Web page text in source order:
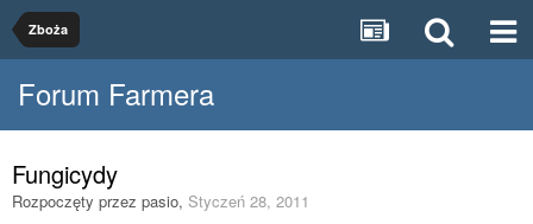
Zboża
Forum Farmera
Fungicydy
Rozpoczęty przez pasio, Styczeń 28, 2011